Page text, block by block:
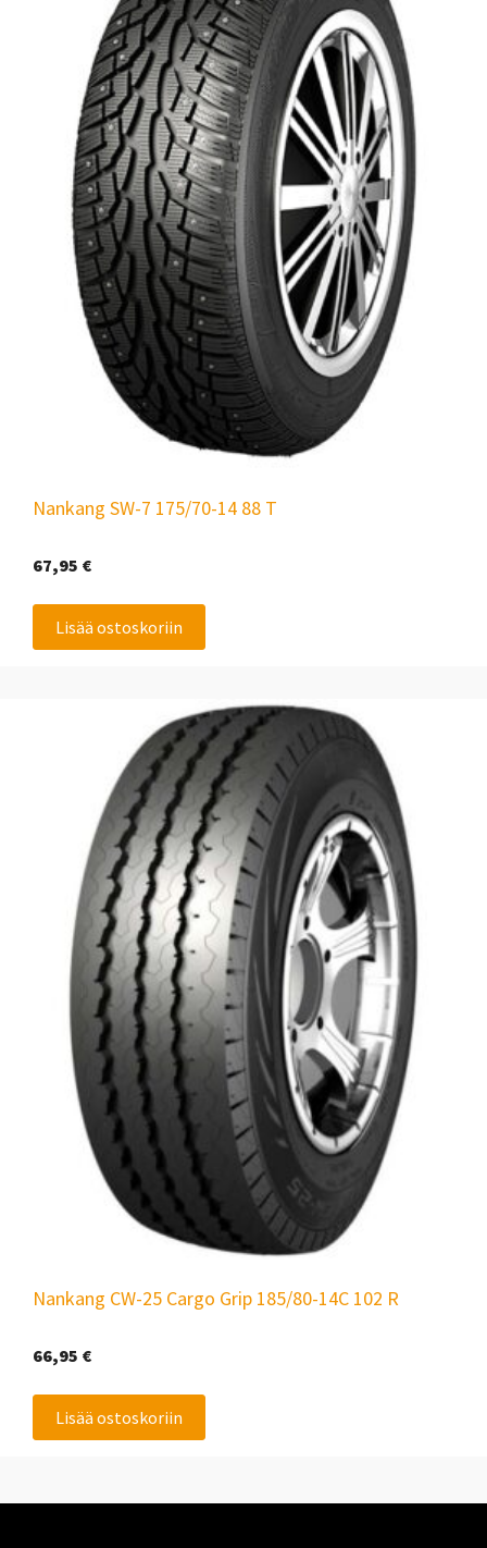
Nankang SW-7 175/70-14 88 T
67,95 €
Lisää ostoskoriin
Nankang CW-25 Cargo Grip 185/80-14C 102 R
66,95 €
Lisää ostoskoriin